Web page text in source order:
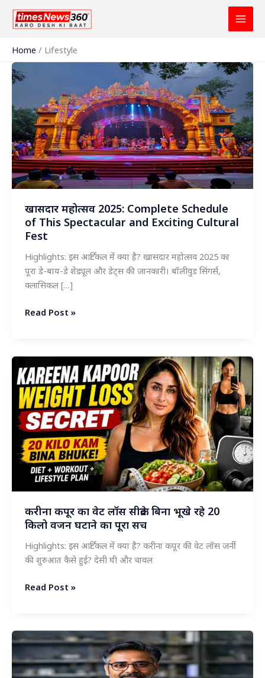
Skip
Home
Lifestyle
खासदार महोत्सव 2025: Complete Schedule
of This Spectacular and Exciting Cultural
Fest
Highlights: इस आर्टिकल में क्या है? खासदार महोत्सव 2025 का
पूरा डे-बाय-डे शेड्यूल और डेट्स की जानकारी। बॉलीवुड सिंगर्स,
क्लासिकल […]
खासदार
Complete
Schedule
of
This
Spectacular
and
Exciting
Cultural
Fest
Read Post »
करीना कपूर का वेट लॉस सीक्रेट: बिना भूखे रहे 20
किलो वजन घटाने का पूरा सच
Highlights: इस आर्टिकल में क्या है? करीना कपूर की वेट लॉस जर्नी
की शुरुआत कैसे हुई? देसी घी और चावल
करीना
वेट
लॉस
सीक्रेट:
बिना
Read Post »